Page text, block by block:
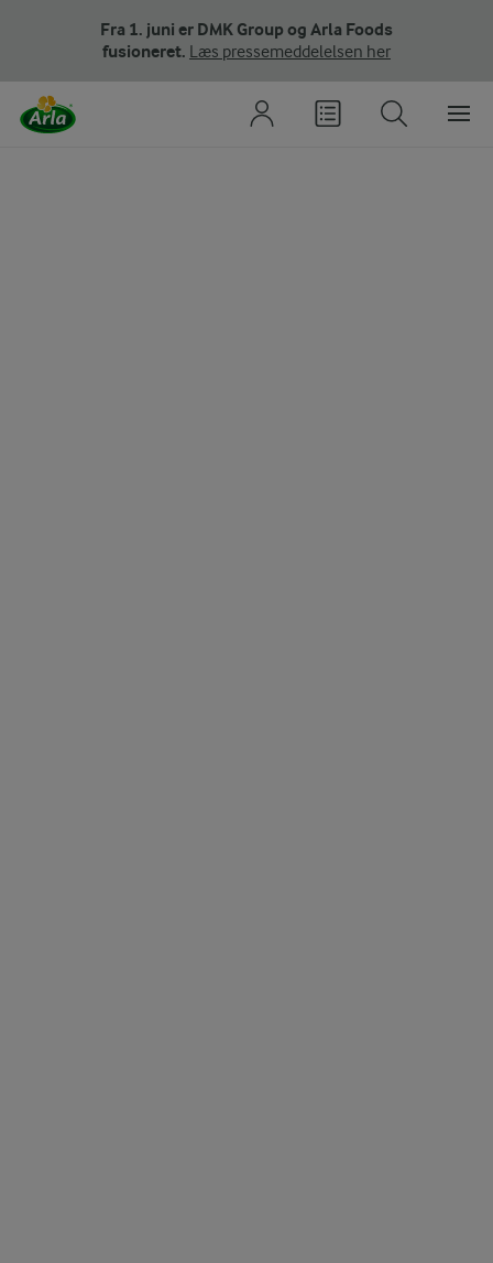
Fra 1. juni er DMK Group og Arla Foods
fusioneret. Læs pressemeddelelsen her